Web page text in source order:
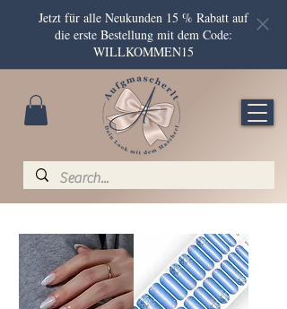
Jetzt für alle Neukunden 15 % Rabatt auf
die erste Bestellung mit dem Code:
WILLKOMMEN15